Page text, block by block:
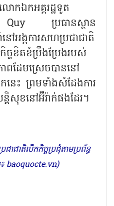
ោកឯកអគ្គរដ្ឋទូត
ប្រធានស្ថាន
ៅអង្គការសហប្រជាជាតិ
កិច្ចខិតខំប្រឹងប្រែងរបស់
ាពដែមស្រេចបាននៅ
នេះ ព្រមទាំងសំដែងការ
តិសុខនៅអ៊ីរ៉ាក់ផងដែរ។
ាជាតិបើកកិច្ចប្រជុំតាមប្រព័ន្ធ
៖ baoquocte.vn)